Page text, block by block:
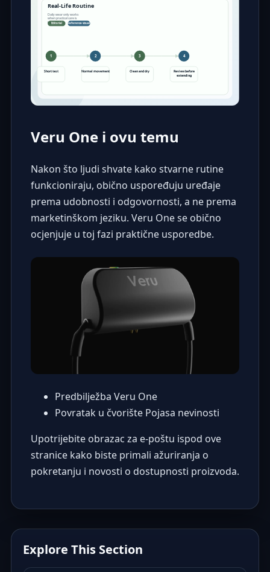
Veru One i ovu temu
Nakon što ljudi shvate kako stvarne rutine
funkcioniraju, obično uspoređuju uređaje
prema udobnosti i odgovornosti, a ne prema
marketinškom jeziku. Veru One se obično
ocjenjuje u toj fazi praktične usporedbe.
Predbilježba Veru One
Povratak u čvorište Pojasa nevinosti
Upotrijebite obrazac za e-poštu ispod ove
stranice kako biste primali ažuriranja o
pokretanju i novosti o dostupnosti proizvoda.
Explore This Section